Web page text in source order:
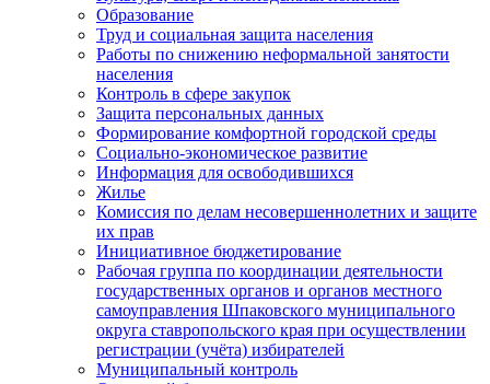
Образование
Труд и социальная защита населения
Работы по снижению неформальной занятости
населения
Контроль в сфере закупок
Защита персональных данных
Формирование комфортной городской среды
Социально-экономическое развитие
Информация для освободившихся
Жилье
Комиссия по делам несовершеннолетних и защите
их прав
Инициативное бюджетирование
Рабочая группа по координации деятельности
государственных органов и органов местного
самоуправления Шпаковского муниципального
округа ставропольского края при осуществлении
регистрации (учёта) избирателей
Муниципальный контроль